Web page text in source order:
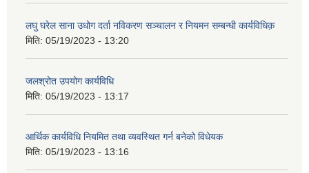
लघु घरेल साना उधोग दर्ता नविकरण सञ्चालन र नियमन सम्बन्धी कार्यविधिक़
मिति: 05/19/2023 - 13:20
जलश्रोत उपयोग कार्यविधि
मिति: 05/19/2023 - 13:17
आर्थिक कार्यविधि नियमित तथा व्यवस्थित गर्न बनेको विधेयक
मिति: 05/19/2023 - 13:16